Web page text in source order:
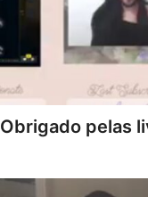
Obrigado pelas